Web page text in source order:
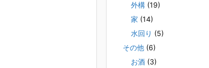
外構 (19)
家 (14)
水回り (5)
その他 (6)
お酒 (3)